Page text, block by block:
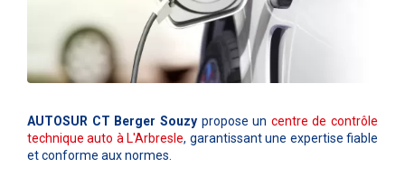
AUTOSUR CT Berger Souzypropose un centre de contrôle
technique auto à L'Arbresle, garantissant une expertise fiable
et conforme aux normes.